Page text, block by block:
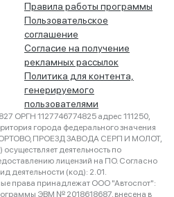
Правила работы программы
Пользовательское
соглашение
Согласие на получение
рекламных рассылок
Политика для контента,
генерируемого
пользователями
ОРГН 1127746774825 адрес 111250,
города федерального значения
ПРОЕЗД ЗАВОДА СЕРП И МОЛОТ,
деятельность по
лицензий на ПО. Согласно
деятельности (код): 2.01.
права принадлежат ООО "Автоспот":
ЭВМ № 2018618687, внесена в